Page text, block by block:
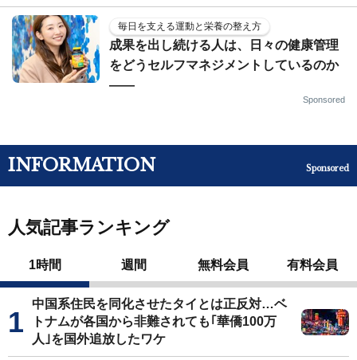
毎日を支える運動と栄養の整え方
成果を出し続ける人は、日々の健康管理
をどうセルフマネジメントしているのか
——
Sponsored
INFORMATION Sponsored
人気記事ランキング
1時間 週間 無料会員 有料会員
中国系住民を同化させたタイとは正反対…ベ
トナムが各国から非難されても｢華僑100万
人｣を国外追放したワケ